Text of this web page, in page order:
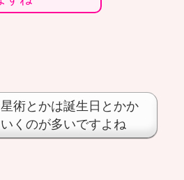
術とかは誕生日とかか
くのが多いですよね